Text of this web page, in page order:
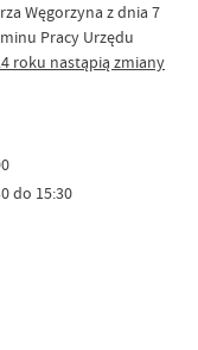
Węgorzyna z dnia 7
Pracy Urzędu
roku nastąpią zmiany
do 15:30